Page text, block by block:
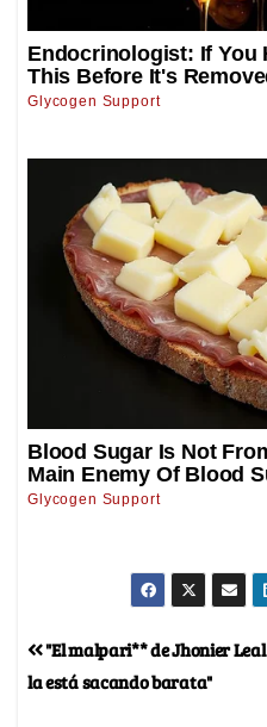
"El malpari** de Jhonier Leal
la está sacando barata"